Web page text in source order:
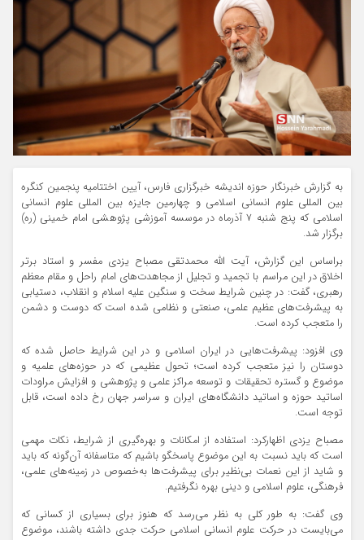
به گزارش خبرنگار حوزه اندیشه خبرگزاری فارس، آیین اختتامیه پنجمین کنگره
بین المللی علوم انسانی اسلامی و چهارمین جایزه بین المللی علوم انسانی
اسلامی که پنج شنبه ۷ آذرماه در موسسه آموزشی پژوهشی امام خمینی (ره)
برگزار شد.
براساس این گزارش، آیت الله محمدتقی مصباح یزدی مفسر و استاد برتر
اخلاق در این مراسم با تجمید و تجلیل از مجاهدت‌های امام راحل و مقام معظم
رهبری، گفت: در چنین شرایط سخت و سنگین علیه اسلام و انقلاب، دستیابی
به پیشرفت‌های عظیم علمی، صنعتی و نظامی شده است که دوست و دشمن
را متعجب کرده است.
وی افزود: پیشرفت‌هایی در ایران اسلامی و در این شرایط حاصل شده که
دوستان را نیز متعجب کرده است؛ تحول عظیمی که در حوزه‌های علمیه و
موضوع و گستره تحقیقات و توسعه مراکز علمی و پژوهشی و افزایش مراودات
اساتید حوزه و اساتید دانشگاه‌های ایران و سراسر جهان رخ داده است، قابل
توجه است.
مصباح یزدی اظهارکرد: استفاده از امکانات و بهره‌گیری از شرایط، نکات مهمی
است که باید نسبت به این موضوع پاسخگو باشیم که متاسفانه آن‌گونه که باید
و شاید از این نعمات بی‌نظیر برای پیشرفت‌ها به‌خصوص در زمینه‌های علمی،
فرهنگی، علوم اسلامی و دینی بهره نگرفتیم.
وی گفت: به طور کلی به نظر می‌رسد که هنوز برای بسیاری از کسانی که
می‌بایست در حرکت علوم انسانی اسلامی حرکت جدی داشته باشند، موضوع